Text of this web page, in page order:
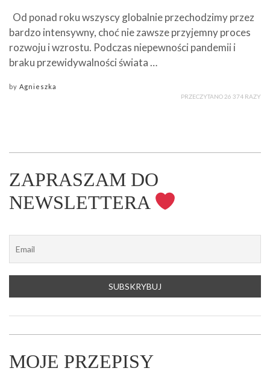
Od ponad roku wszyscy globalnie przechodzimy przez
bardzo intensywny, choć nie zawsze przyjemny proces
rozwoju i wzrostu. Podczas niepewności pandemii i
braku przewidywalności świata …
by Agnieszka
PRZECZYTANO 26 374 RAZY
ZAPRASZAM DO
NEWSLETTERA
MOJE PRZEPISY